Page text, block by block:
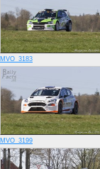
MVO_3183
MVO_3199